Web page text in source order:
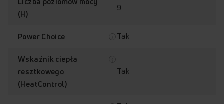
(H)
9
Power Choice Tak
Wskaźnik ciepła
resztkowego
(HeatControl)
Tak